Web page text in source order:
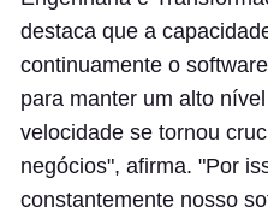
destaca que a
continuamente o
para manter um alto
velocidade se tornou
negócios", afirma. "Por
constantemente nosso